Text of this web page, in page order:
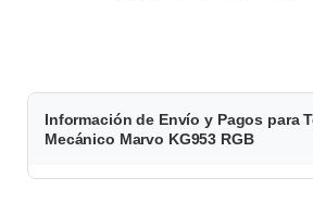
$
6
9
Información de Envío y Pagos para
Mecánico Marvo KG953 RGB